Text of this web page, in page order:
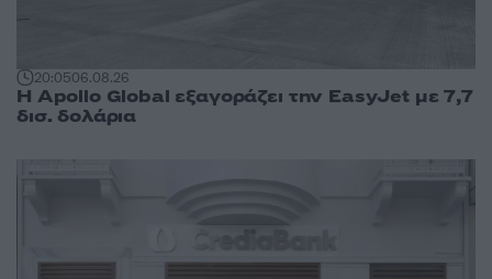
20:0506.08.26
Η Apollo Global εξαγοράζει την EasyJet με 7,7
δισ. δολάρια